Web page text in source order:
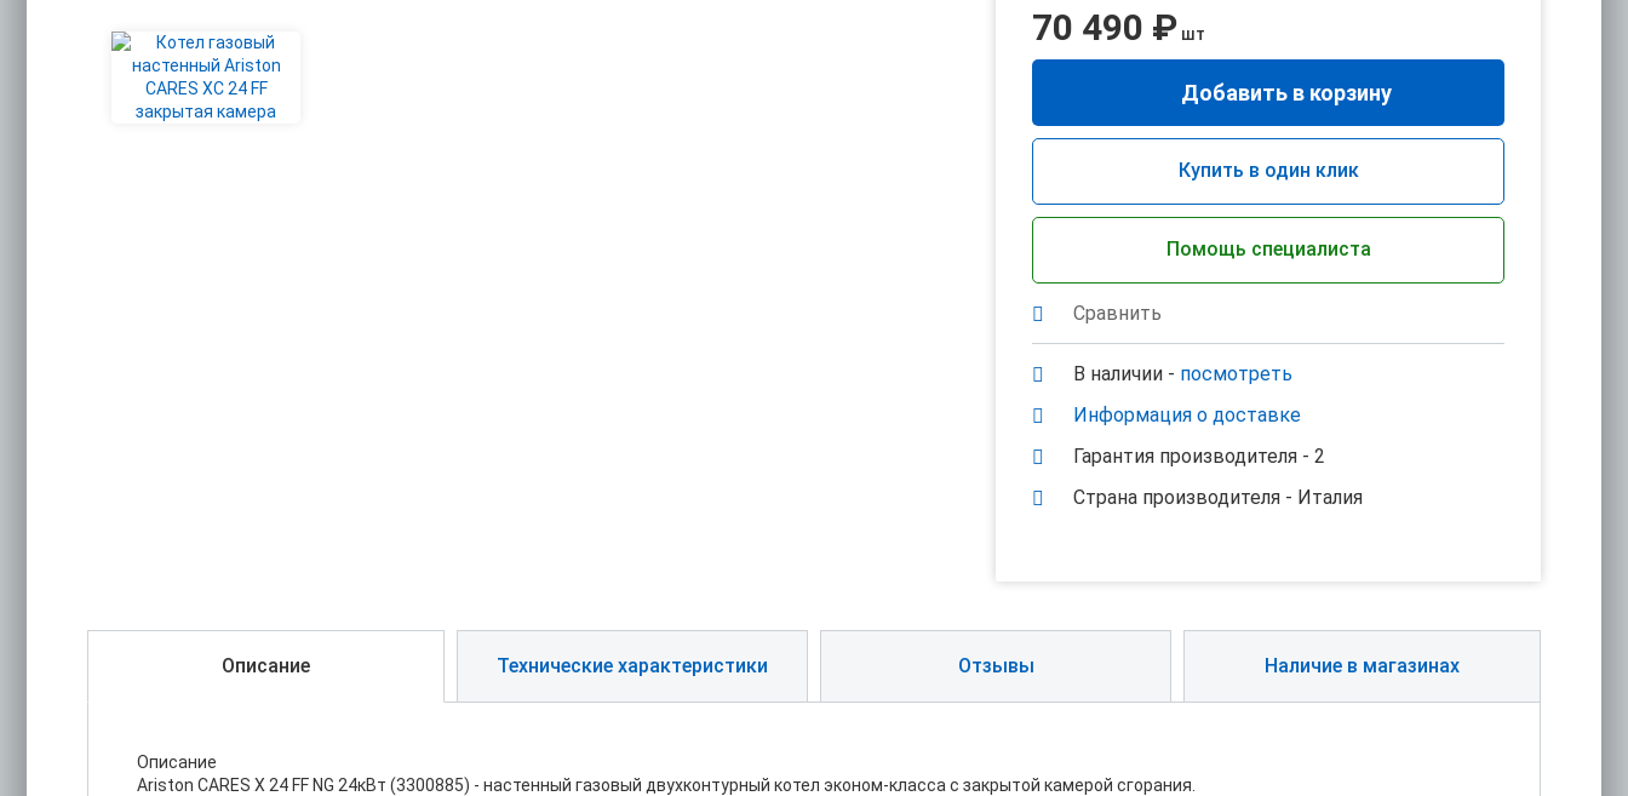
70 490 ₽ шт
Добавить в корзину
Купить в один клик
Помощь специалиста
Сравнить
В наличии - посмотреть
Информация о доставке
Гарантия производителя - 2
Страна производителя - Италия
Описание Технические характеристики Отзывы Наличие в магазинах
Описание
Ariston CARES X 24 FF NG 24кВт (3300885) - настенный газовый двухконтурный котел эконом-класса с закрытой камерой сгорания.